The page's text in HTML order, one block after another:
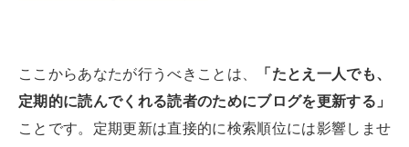
ここからあなたが行うべきことは、
「たとえ一人でも、
定期的に読んでくれる読者のためにブログを更新する」
ことです。定期更新は直接的に検索順位には影響しませ